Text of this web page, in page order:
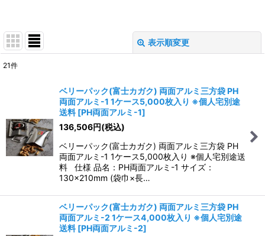
表示順変更
絞り込む
21件
ベリーパック(富士カガク) 両面アルミ三方袋 PH
両面アルミ-1 1ケース5,000枚入り ※個人宅別途
送料 [PH両面アルミ-1]
136,506円(税込)
ベリーパック(富士カガク) 両面アルミ三方袋 PH
両面アルミ-1 1ケース5,000枚入り ※個人宅別途送
料 仕様 品名：PH両面アルミ-1 サイズ：
130×210mm (袋巾×長…
ベリーパック(富士カガク) 両面アルミ三方袋 PH
両面アルミ-2 1ケース4,000枚入り ※個人宅別途
送料 [PH両面アルミ-2]